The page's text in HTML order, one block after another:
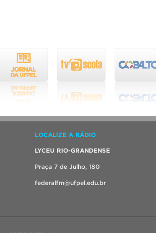
LOCALIZE A RÁDIO
LYCEU RIO-GRANDENSE
Praça 7 de Julho, 180
federalfm@ufpel.edu.br